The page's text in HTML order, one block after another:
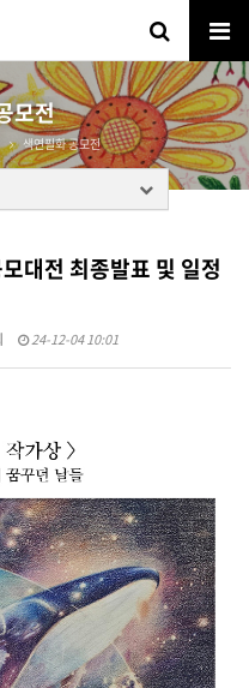
모전
색연필화 공모전
대전 최종발표 및 일정
24-12-04 10:01